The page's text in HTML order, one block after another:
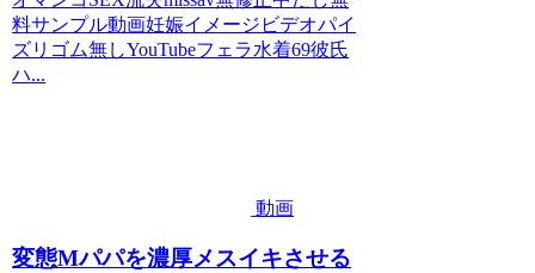
料サンプル動画妊娠イメージビデオパイ
ズリゴム無しYouTubeフェラ水着69彼氏
ハ...
動画
変態Mパパを濃厚メスイキさせる